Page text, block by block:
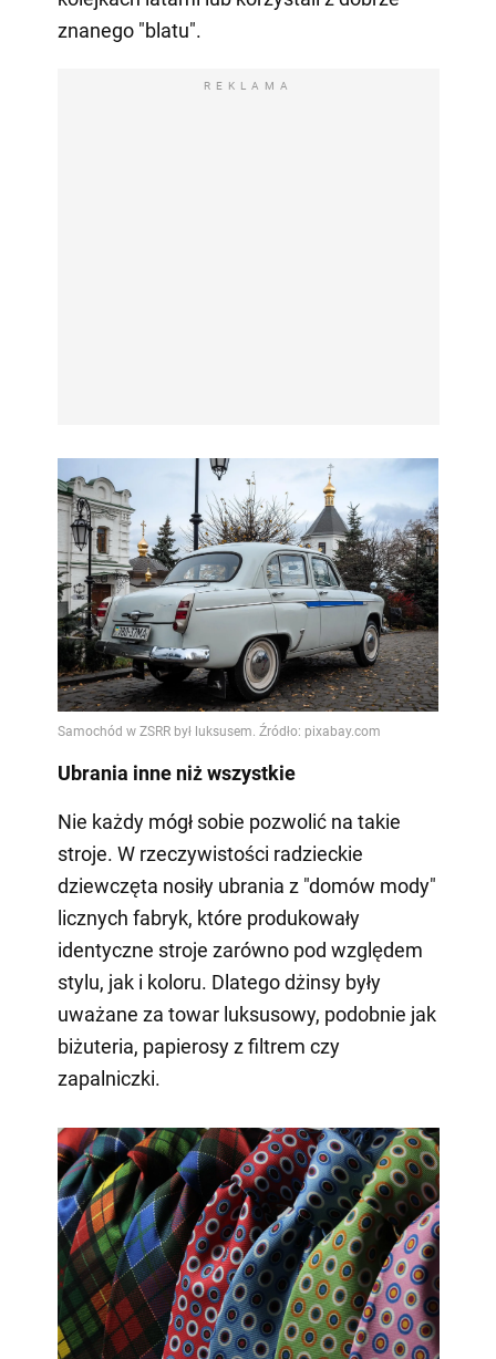
znanego "blatu".
REKLAMA
Ubrania inne niż wszystkie
Nie każdy mógł sobie pozwolić na takie
stroje. W rzeczywistości radzieckie
dziewczęta nosiły ubrania z "domów mody"
licznych fabryk, które produkowały
identyczne stroje zarówno pod względem
stylu, jak i koloru. Dlatego dżinsy były
uważane za towar luksusowy, podobnie jak
biżuteria, papierosy z filtrem czy
zapalniczki.